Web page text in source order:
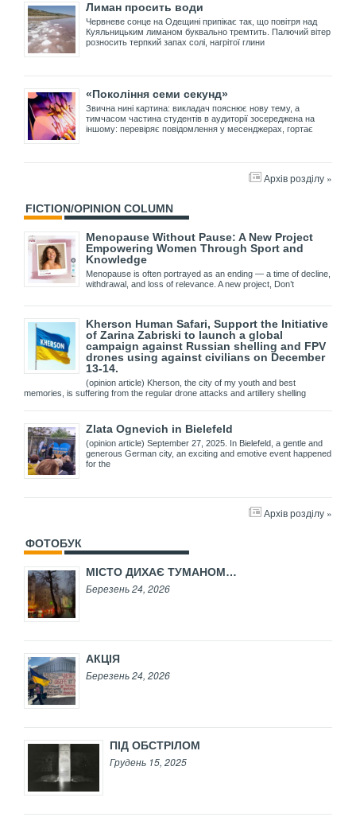
Лиман просить води
Червневе сонце на Одещині припікає так, що повітря над
Куяльницьким лиманом буквально тремтить. Палючий вітер
розносить терпкий запах солі, нагрітої глини
«Покоління семи секунд»
Звична нині картина: викладач пояснює нову тему, а
тимчасом частина студентів в аудиторії зосереджена на
іншому: перевіряє повідомлення у месенджерах, гортає
Архів розділу »
FICTION/OPINION COLUMN
Menopause Without Pause: A New Project
Empowering Women Through Sport and
Knowledge
Menopause is often portrayed as an ending — a time of decline,
withdrawal, and loss of relevance. A new project, Don’t
Kherson Human Safari, Support the Initiative
of Zarina Zabriski to launch a global
campaign against Russian shelling and FPV
drones using against civilians on December
13-14.
(opinion article) Kherson, the city of my youth and best
memories, is suffering from the regular drone attacks and artillery shelling
Zlata Ognevich in Bielefeld
(opinion article) September 27, 2025. In Bielefeld, a gentle and
generous German city, an exciting and emotive event happened
for the
Архів розділу »
ФОТОБУК
МІСТО ДИХАЄ ТУМАНОМ…
Березень 24, 2026
АКЦІЯ
Березень 24, 2026
ПІД ОБСТРІЛОМ
Грудень 15, 2025